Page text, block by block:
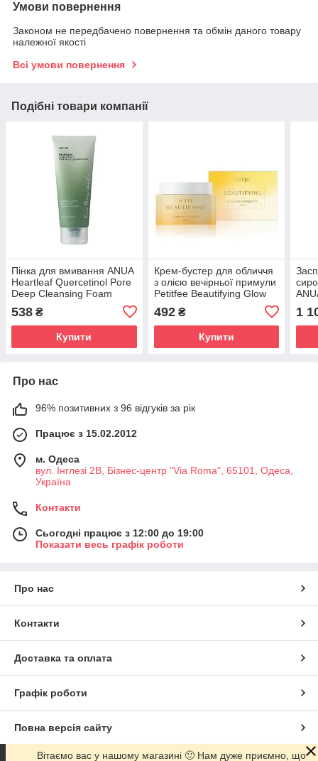
Умови повернення
Законом не передбачено повернення та обмін даного товару
належної якості
Всі умови повернення
Подібні товари компанії
Пінка для вмивання ANUA
Heartleaf Quercetinol Pore
Deep Cleansing Foam
придатності: до
15.11.2026)
538 ₴
Купити
Крем-бустер для обличчя
з олією вечірньої примули
Petitfee Beautifying Glow
On Hydration 50ml (Термін
придатності: до
01.11.2026)
492₴
Купити
30ml
1
Про нас
96% позитивних з 96 відгуків за рік
Працює з 15.02.2012
м. Одеса
вул. Інглезі 2В, Бізнес-центр "Via Roma", 65101, Одеса,
Україна
Контакти
Сьогодні працює з 12:00 до 19:00
Показати весь графік роботи
Про нас
Контакти
Доставка та оплата
Графік роботи
Повна версія сайту
Вітаємо вас у нашому магазині 🙂 Нам дуже приємно, що